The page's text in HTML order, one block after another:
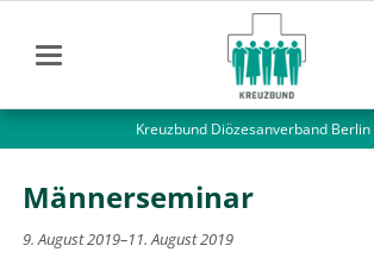
Kreuzbund Diözesanverband Berlin
Männerseminar
9. August 2019–11. August 2019